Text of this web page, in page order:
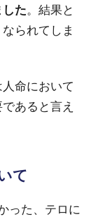
た。結果と
られてしま
命において
あると言え
て
った、テロに